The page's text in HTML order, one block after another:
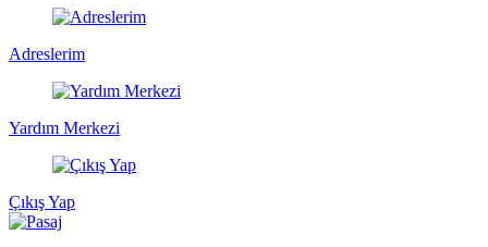
Adreslerim
Yardım Merkezi
Çıkış Yap